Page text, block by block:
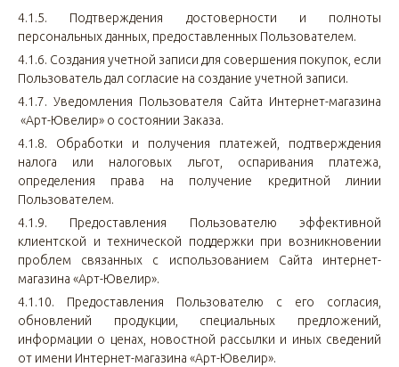
4.1.5. Подтверждения достоверности и полноты
персональных данных, предоставленных Пользователем.
4.1.6. Создания учетной записи для совершения покупок, если
Пользователь дал согласие на создание учетной записи.
4.1.7. Уведомления Пользователя Сайта Интернет-магазина
«Арт-Ювелир» о состоянии Заказа.
4.1.8. Обработки и получения платежей, подтверждения
налога или налоговых льгот, оспаривания платежа,
определения права на получение кредитной линии
Пользователем.
4.1.9. Предоставления Пользователю эффективной
клиентской и технической поддержки при возникновении
проблем связанных с использованием Сайта интернет-
магазина «Арт-Ювелир».
4.1.10. Предоставления Пользователю с его согласия,
обновлений продукции, специальных предложений,
информации о ценах, новостной рассылки и иных сведений
от имени Интернет-магазина «Арт-Ювелир».